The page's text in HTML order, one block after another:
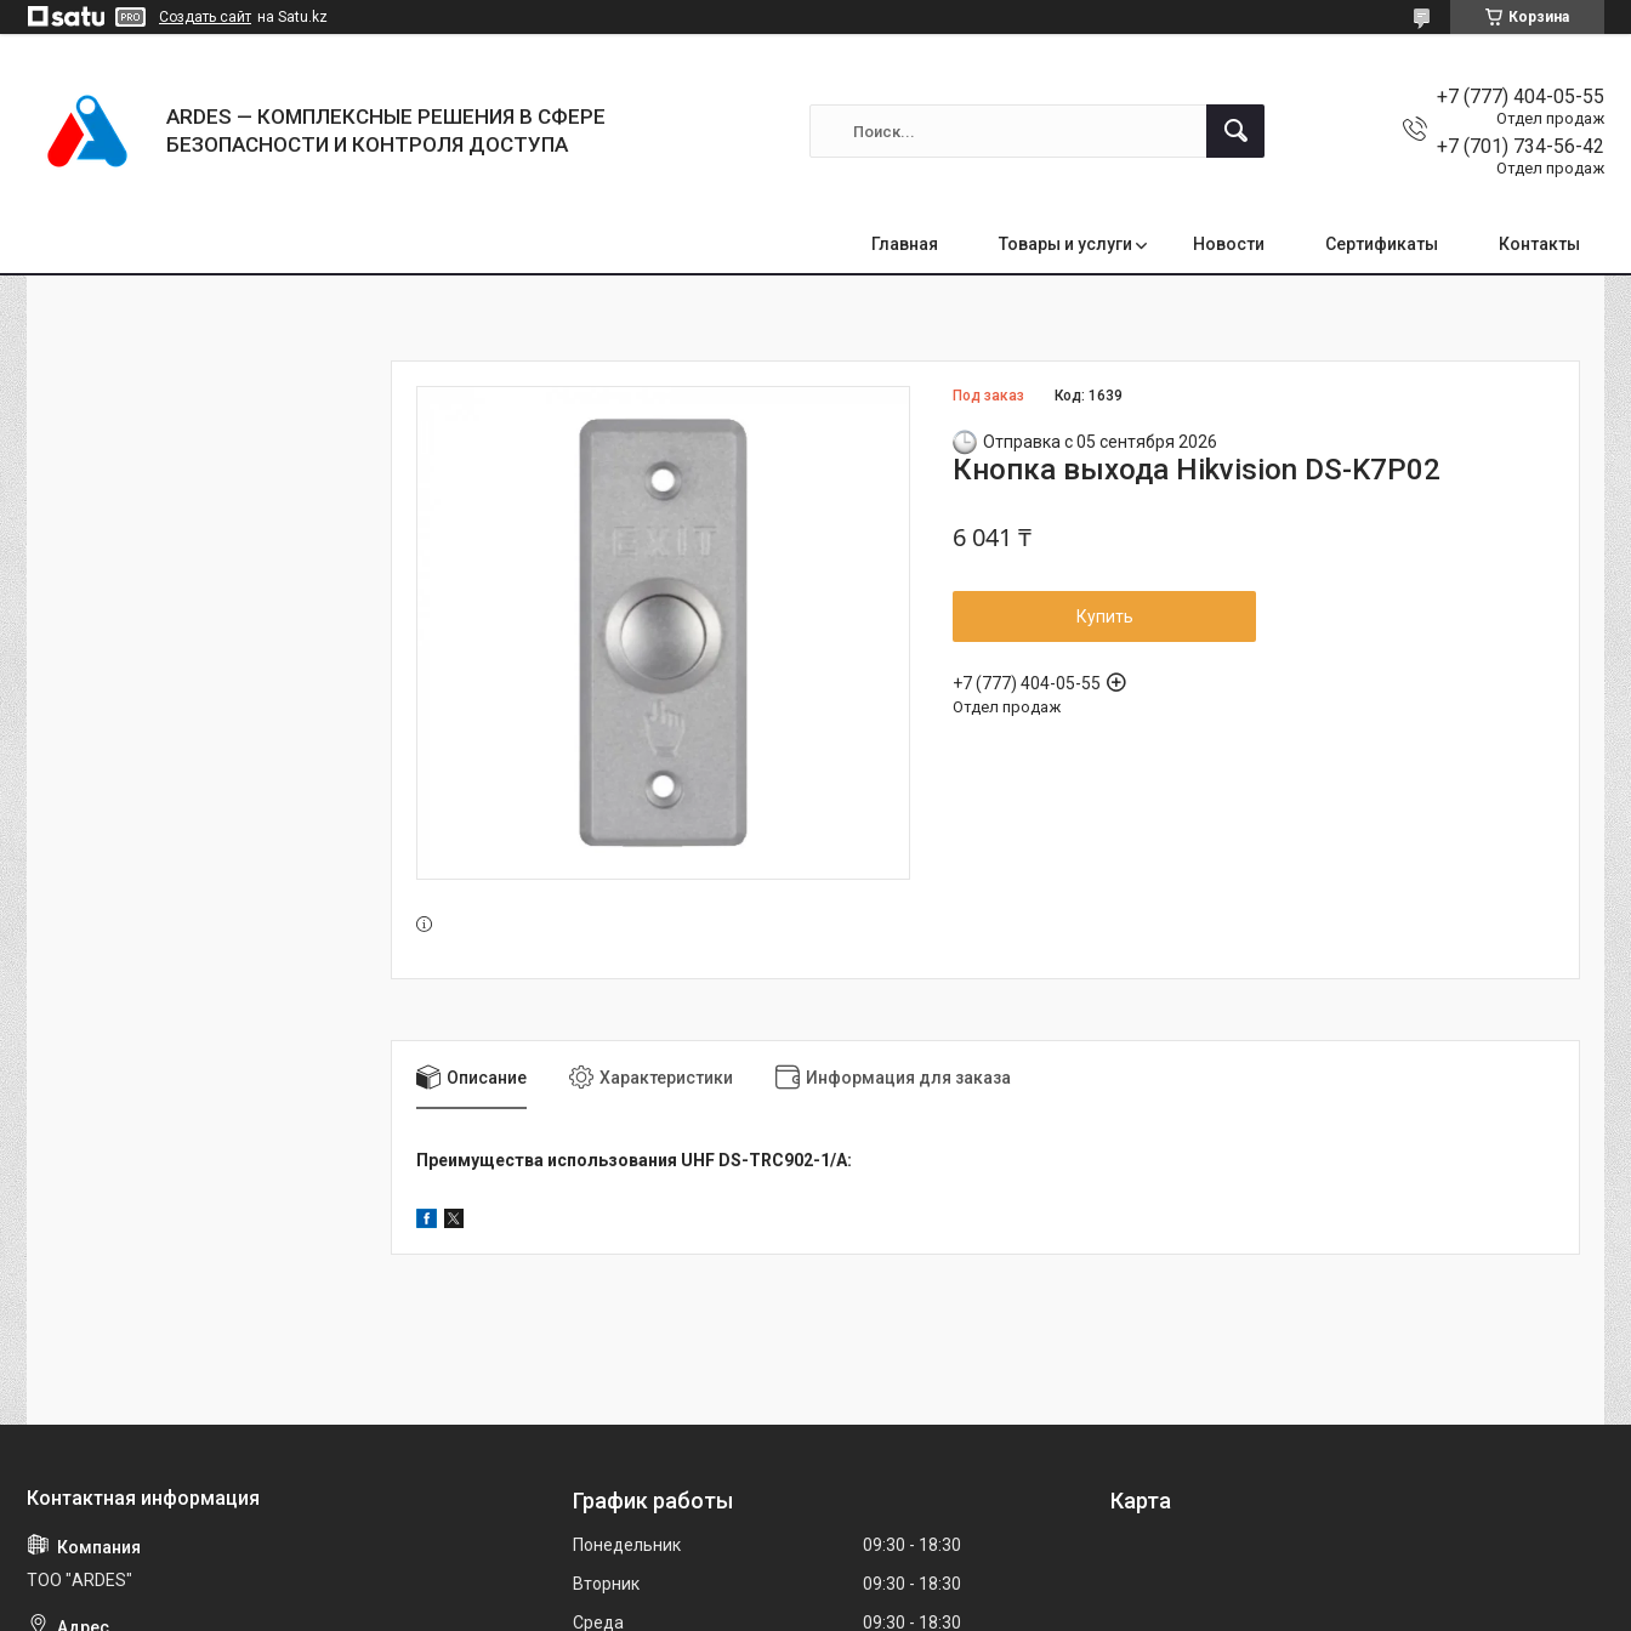
Создать сайт на Satu.kz Корзина
ARDES — КОМПЛЕКСНЫЕ РЕШЕНИЯ В СФЕРЕ
БЕЗОПАСНОСТИ И КОНТРОЛЯ ДОСТУПА
+7 (777) 404-05-55
Отдел продаж
+7 (701) 734-56-42
Отдел продаж
Главная Товары и услуги Новости Сертификаты Контакты
Под заказ Код:1639
Отправка с 05 сентября 2026
Кнопка выхода Hikvision DS-K7P02
6 041 ₸
Купить
+7 (777) 404-05-55
Отдел продаж
Описание Характеристики Информация для заказа
Преимущества использования UHF DS-TRC902-1/A:
ТОО "ARDES"
График работы
Понедельник 09:30
18:30
Вторник
09:30
18:30
Среда
09:30 18:30
Карта